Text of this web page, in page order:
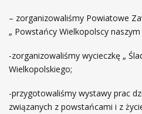
– zorganizowaliśmy Powiatowe
„ Powstańcy Wielkopolscy naszym
-zorganizowaliśmy wycieczkę „
Wielkopolskiego;
-przygotowaliśmy wystawy prac
związanych z powstańcami i z